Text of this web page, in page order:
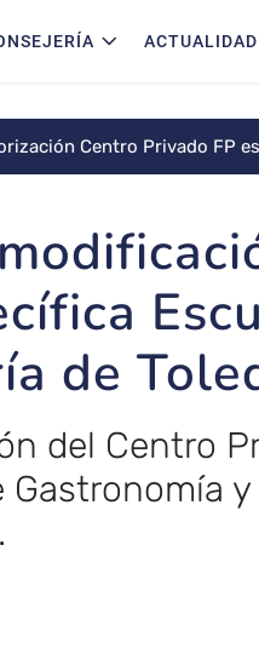
ACTUALIDAD
Centro Privado FP
de
del Centro